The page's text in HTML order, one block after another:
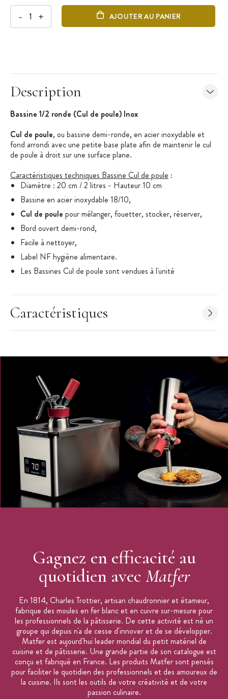
- + AJOUTER AU PANIER
Description
Bassine 1/2 ronde (Cul de poule) Inox
Cul de poule, ou bassine demi-ronde, en acier inoxydable et
fond arrondi avec une petite base plate afin de maintenir le cul
de poule à droit sur une surface plane.
Caractéristiques techniques Bassine Cul de poule :
Diamètre : 20 cm / 2 litres - Hauteur 10 cm
Bassine en acier inoxydable 18/10,
Cul de poule pour mélanger, fouetter, stocker, réserver,
Bord ouvert demi-rond,
Facile à nettoyer,
Label NF hygiène alimentaire.
Les Bassines Cul de poule sont vendues à l'unité
Caractéristiques
Gagnez en efficacité au
quotidien avec Matfer
En 1814, Charles Trottier, artisan chaudronnier et étameur,
fabrique des moules en fer blanc et en cuivre sur-mesure pour
les professionnels de la pâtisserie. De cette activité est né un
groupe qui depuis n'a de cesse d'innover et de se développer.
Matfer est aujourd'hui leader mondial du petit matériel de
cuisine et de pâtisserie. Une grande partie de son catalogue est
conçu et fabriqué en France. Les produits Matfer sont pensés
pour faciliter le quotidien des professionnels et des amoureux de
la cuisine. Ils sont les outils de votre créativité et de votre
passion culinaire.